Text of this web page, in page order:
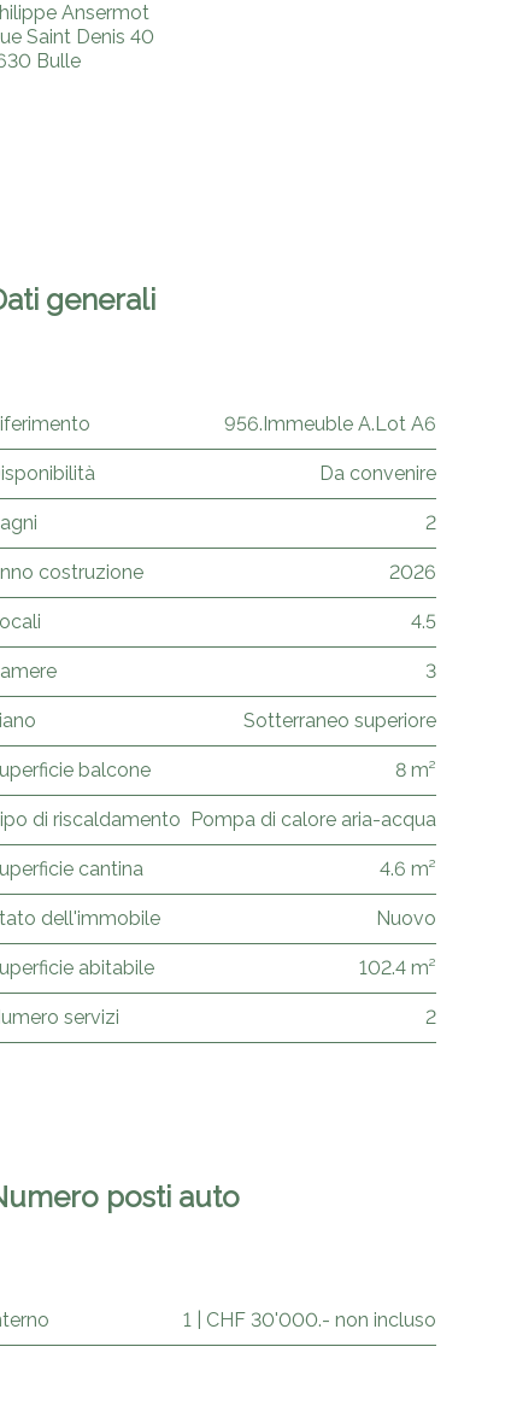
Ansermot
Saint Denis 40
Bulle
generali
956.Immeuble A.Lot A6
Da convenire
2
costruzione 2026
4.5
3
Sotterraneo superiore
balcone 8 m²
di riscaldamento Pompa di calore aria-acqua
cantina 4.6 m²
dell'immobile Nuovo
abitabile 102.4 m²
servizi 2
posti auto
1 | CHF 30'000.- non incluso